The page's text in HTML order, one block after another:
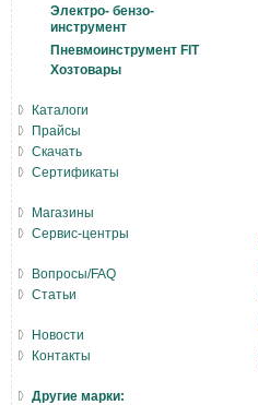
Электро- бензо-
инструмент
Пневмоинструмент FIT
Хозтовары
Каталоги
Прайсы
Скачать
Сертификаты
Магазины
Сервис-центры
Вопросы/FAQ
Статьи
Новости
Контакты
Другие марки: